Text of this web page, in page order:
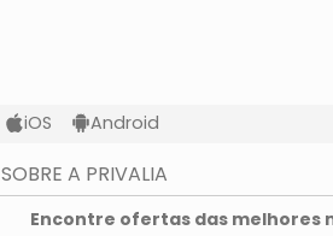
iOS Android
SOBRE A PRIVALIA
O que é a Privalia?
Encontre ofertas das melhores